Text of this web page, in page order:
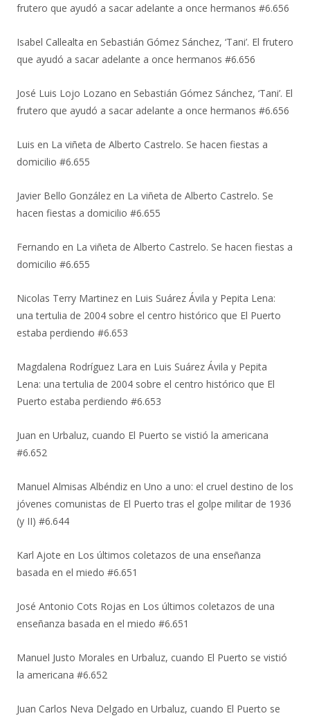
frutero que ayudó a sacar adelante a once hermanos #6.656
Isabel Callealta en Sebastián Gómez Sánchez, ‘Tani’. El frutero
que ayudó a sacar adelante a once hermanos #6.656
José Luis Lojo Lozano en Sebastián Gómez Sánchez, ‘Tani’. El
frutero que ayudó a sacar adelante a once hermanos #6.656
Luis en La viñeta de Alberto Castrelo. Se hacen fiestas a
domicilio #6.655
Javier Bello González en La viñeta de Alberto Castrelo. Se
hacen fiestas a domicilio #6.655
Fernando en La viñeta de Alberto Castrelo. Se hacen fiestas a
domicilio #6.655
Nicolas Terry Martinez en Luis Suárez Ávila y Pepita Lena:
una tertulia de 2004 sobre el centro histórico que El Puerto
estaba perdiendo #6.653
Magdalena Rodríguez Lara en Luis Suárez Ávila y Pepita
Lena: una tertulia de 2004 sobre el centro histórico que El
Puerto estaba perdiendo #6.653
Juan en Urbaluz, cuando El Puerto se vistió la americana
#6.652
Manuel Almisas Albéndiz en Uno a uno: el cruel destino de los
jóvenes comunistas de El Puerto tras el golpe militar de 1936
(y II) #6.644
Karl Ajote en Los últimos coletazos de una enseñanza
basada en el miedo #6.651
José Antonio Cots Rojas en Los últimos coletazos de una
enseñanza basada en el miedo #6.651
Manuel Justo Morales en Urbaluz, cuando El Puerto se vistió
la americana #6.652
Juan Carlos Neva Delgado en Urbaluz, cuando El Puerto se